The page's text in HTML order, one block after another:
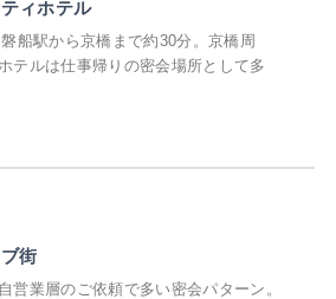
ィホテル
船駅から京橋まで約30分。京橋周
テルは仕事帰りの密会場所として多
街
営業層のご依頼で多い密会パターン。